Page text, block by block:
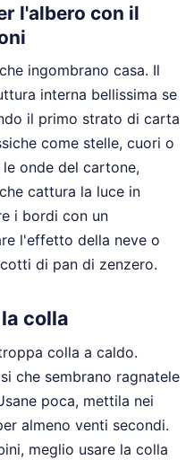
l'albero con il
ingombrano casa. Il
interna bellissima se
il primo strato di carta
come stelle, cuori o
onde del cartone,
cattura la luce in
i bordi con un
l'effetto della neve o
di pan di zenzero.
colla
colla a caldo.
che sembrano ragnatele
poca, mettila nei
almeno venti secondi.
meglio usare la colla